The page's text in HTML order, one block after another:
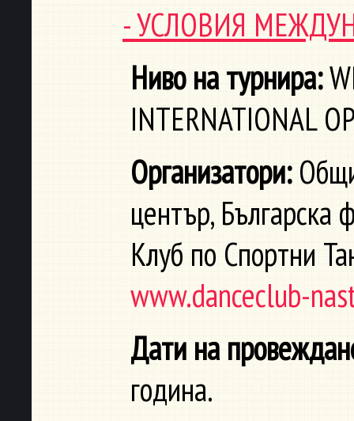
- УСЛОВИЯ
Ниво на турнира:
INTERNATIONAL
Oрганизатори:
център, Българска
Клуб по Спортни
www.danceclub-
Дати на
година.